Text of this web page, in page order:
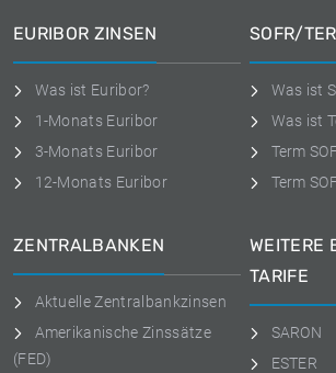
EURIBOR ZINSEN
Was ist Euribor?
1-Monats Euribor
3-Monats Euribor
12-Monats Euribor
SOFR/
Was ist
Was ist
Term
Term
ZENTRALBANKEN
Aktuelle Zentralbankzinsen
Amerikanische Zinssätze
(FED)
WEITERE
TARIFE
SARON
ESTER